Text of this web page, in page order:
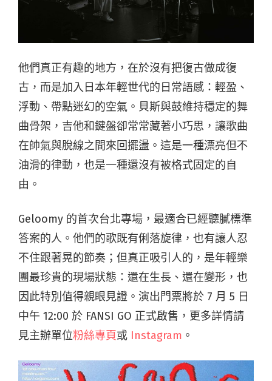
他們真正有趣的地方，在於沒有把復古做成復
古，而是加入日本年輕世代的日常語感：輕盈、
浮動、帶點迷幻的空氣。貝斯與鼓維持穩定的舞
曲骨架，吉他和鍵盤卻常常藏著小巧思，讓歌曲
在帥氣與脫線之間來回擺盪。這是一種漂亮但不
油滑的律動，也是一種還沒有被格式固定的自
由。
Geloomy 的首次台北專場，最適合已經聽膩標準
答案的人。他們的歌既有俐落旋律，也有讓人忍
不住跟著晃的節奏；但真正吸引人的，是年輕樂
團最珍貴的現場狀態：還在生長、還在變形，也
因此特別值得親眼見證。演出門票將於 7 月 5 日
中午 12:00 於 FANSI GO 正式啟售，更多詳情請
見主辦單位粉絲專頁或 Instagram 。